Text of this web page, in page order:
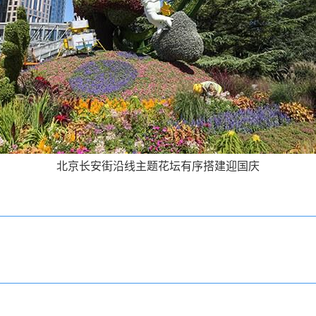
北京长安街沿线主题花坛有序搭建迎国庆